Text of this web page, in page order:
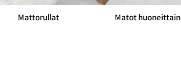
Mattorullat Matot huoneittain